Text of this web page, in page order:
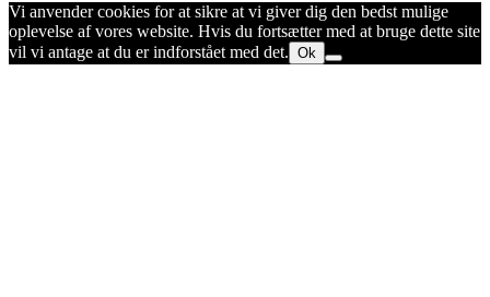
Vi anvender cookies for at sikre at vi giver dig den bedst mulige
oplevelse af vores website. Hvis du fortsætter med at bruge dette site
vil vi antage at du er indforstået med det. Ok